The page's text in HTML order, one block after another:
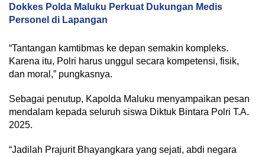
Dokkes Polda Maluku Perkuat Dukungan Medis
Personel di Lapangan
“Tantangan kamtibmas ke depan semakin kompleks.
Karena itu, Polri harus unggul secara kompetensi, fisik,
dan moral,” pungkasnya.
Sebagai penutup, Kapolda Maluku menyampaikan pesan
mendalam kepada seluruh siswa Diktuk Bintara Polri T.A.
2025.
“Jadilah Prajurit Bhayangkara yang sejati, abdi negara